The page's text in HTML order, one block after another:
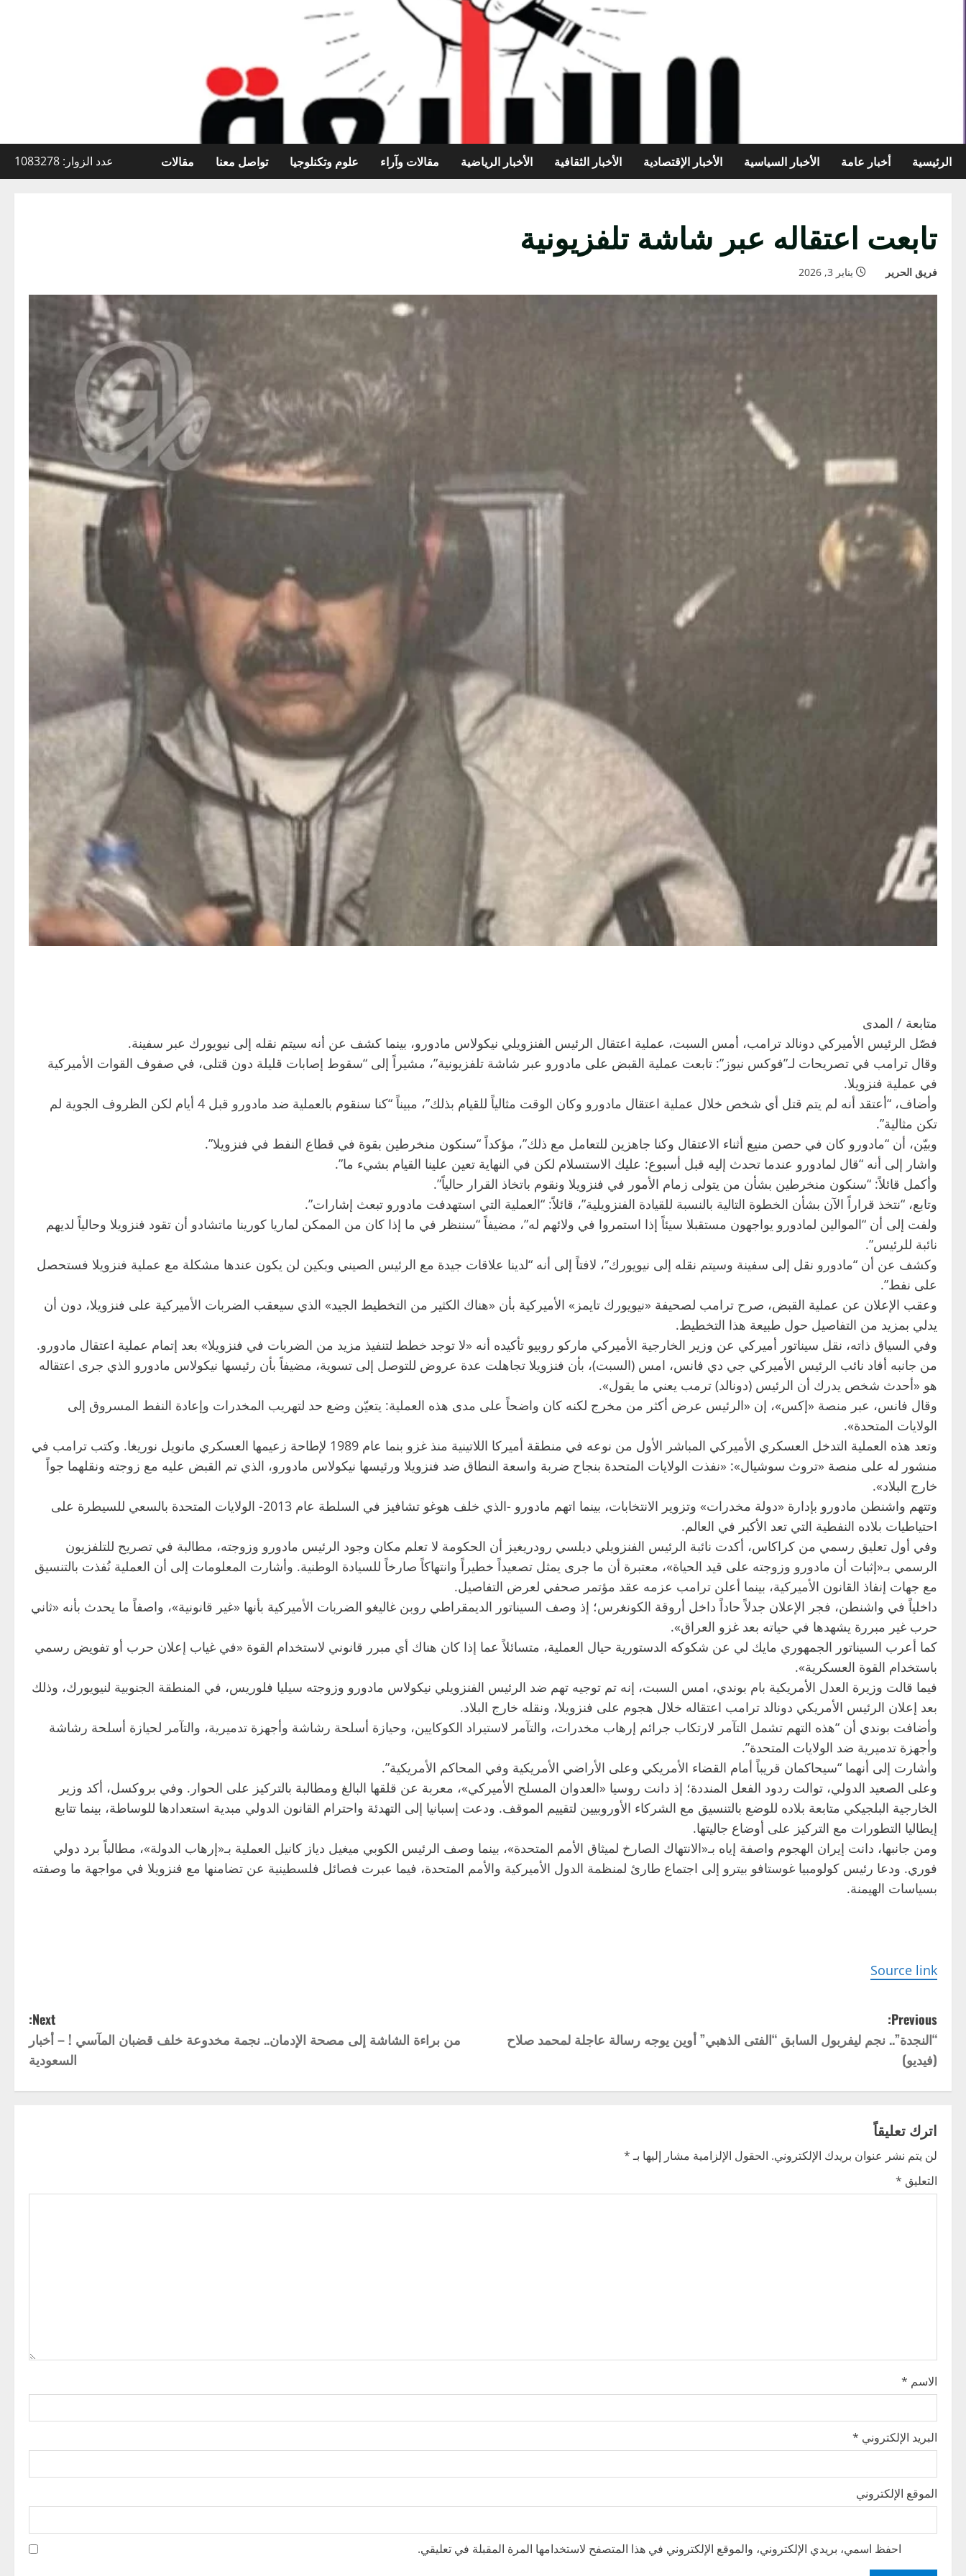
الرئيسية أخبار عامة الأخبار السياسية الأخبار الإقتصادية الأخبار الثقافية الأخبار الرياضية مقالات وآراء علوم وتكنلوجيا تواصل معنا مقالات عدد الزوار: 1083278
تابعت اعتقاله عبر شاشة تلفزيونية
فريق الحرير يناير 3, 2026
متابعة / المدى
فصّل الرئيس الأميركي دونالد ترامب، أمس السبت، عملية اعتقال الرئيس الفنزويلي نيكولاس مادورو، بينما كشف عن أنه سيتم نقله إلى نيويورك عبر سفينة.
وقال ترامب في تصريحات لـ”فوكس نيوز”: تابعت عملية القبض على مادورو عبر شاشة تلفزيونية”، مشيراً إلى “سقوط إصابات قليلة دون قتلى، في صفوف القوات الأميركية
في عملية فنزويلا.
وأضاف، “أعتقد أنه لم يتم قتل أي شخص خلال عملية اعتقال مادورو وكان الوقت مثالياً للقيام بذلك”، مبيناً “كنا سنقوم بالعملية ضد مادورو قبل 4 أيام لكن الظروف الجوية لم
تكن مثالية”.
وبيّن، أن “مادورو كان في حصن منيع أثناء الاعتقال وكنا جاهزين للتعامل مع ذلك”، مؤكداً “سنكون منخرطين بقوة في قطاع النفط في فنزويلا”.
واشار إلى أنه “قال لمادورو عندما تحدث إليه قبل أسبوع: عليك الاستسلام لكن في النهاية تعين علينا القيام بشيء ما”.
وأكمل قائلاً: “سنكون منخرطين بشأن من يتولى زمام الأمور في فنزويلا ونقوم باتخاذ القرار حالياً”.
وتابع، “نتخذ قراراً الآن بشأن الخطوة التالية بالنسبة للقيادة الفنزويلية”، قائلاً: “العملية التي استهدفت مادورو تبعث إشارات”.
ولفت إلى أن “الموالين لمادورو يواجهون مستقبلا سيئاً إذا استمروا في ولائهم له”، مضيفاً “سننظر في ما إذا كان من الممكن لماريا كورينا ماتشادو أن تقود فنزويلا وحالياً لديهم
نائبة للرئيس”.
وكشف عن أن “مادورو نقل إلى سفينة وسيتم نقله إلى نيويورك”، لافتاً إلى أنه “لدينا علاقات جيدة مع الرئيس الصيني وبكين لن يكون عندها مشكلة مع عملية فنزويلا فستحصل
على نفط”.
وعقب الإعلان عن عملية القبض، صرح ترامب لصحيفة «نيويورك تايمز» الأميركية بأن «هناك الكثير من التخطيط الجيد» الذي سيعقب الضربات الأميركية على فنزويلا، دون أن
يدلي بمزيد من التفاصيل حول طبيعة هذا التخطيط.
وفي السياق ذاته، نقل سيناتور أميركي عن وزير الخارجية الأميركي ماركو روبيو تأكيده أنه «لا توجد خطط لتنفيذ مزيد من الضربات في فنزويلا» بعد إتمام عملية اعتقال مادورو.
من جانبه أفاد نائب الرئيس الأميركي جي دي فانس، امس (السبت)، بأن فنزويلا تجاهلت عدة عروض للتوصل إلى تسوية، مضيفاً بأن رئيسها نيكولاس مادورو الذي جرى اعتقاله
هو «أحدث شخص يدرك أن الرئيس (دونالد) ترمب يعني ما يقول».
وقال فانس، عبر منصة «إكس»، إن «الرئيس عرض أكثر من مخرج لكنه كان واضحاً على مدى هذه العملية: يتعيّن وضع حد لتهريب المخدرات وإعادة النفط المسروق إلى
الولايات المتحدة».
وتعد هذه العملية التدخل العسكري الأميركي المباشر الأول من نوعه في منطقة أميركا اللاتينية منذ غزو بنما عام 1989 لإطاحة زعيمها العسكري مانويل نوريغا. وكتب ترامب في
منشور له على منصة «تروث سوشيال»: «نفذت الولايات المتحدة بنجاح ضربة واسعة النطاق ضد فنزويلا ورئيسها نيكولاس مادورو، الذي تم القبض عليه مع زوجته ونقلهما جواً
خارج البلاد».
وتتهم واشنطن مادورو بإدارة «دولة مخدرات» وتزوير الانتخابات، بينما اتهم مادورو -الذي خلف هوغو تشافيز في السلطة عام 2013- الولايات المتحدة بالسعي للسيطرة على
احتياطيات بلاده النفطية التي تعد الأكبر في العالم.
وفي أول تعليق رسمي من كراكاس، أكدت نائبة الرئيس الفنزويلي ديلسي رودريغيز أن الحكومة لا تعلم مكان وجود الرئيس مادورو وزوجته، مطالبة في تصريح للتلفزيون
الرسمي بـ«إثبات أن مادورو وزوجته على قيد الحياة»، معتبرة أن ما جرى يمثل تصعيداً خطيراً وانتهاكاً صارخاً للسيادة الوطنية. وأشارت المعلومات إلى أن العملية نُفذت بالتنسيق
مع جهات إنفاذ القانون الأميركية، بينما أعلن ترامب عزمه عقد مؤتمر صحفي لعرض التفاصيل.
داخلياً في واشنطن، فجر الإعلان جدلاً حاداً داخل أروقة الكونغرس؛ إذ وصف السيناتور الديمقراطي روبن غاليغو الضربات الأميركية بأنها «غير قانونية»، واصفاً ما يحدث بأنه «ثاني
حرب غير مبررة يشهدها في حياته بعد غزو العراق».
كما أعرب السيناتور الجمهوري مايك لي عن شكوكه الدستورية حيال العملية، متسائلاً عما إذا كان هناك أي مبرر قانوني لاستخدام القوة «في غياب إعلان حرب أو تفويض رسمي
باستخدام القوة العسكرية».
فيما قالت وزيرة العدل الأمريكية بام بوندي، امس السبت، إنه تم توجيه تهم ضد الرئيس الفنزويلي نيكولاس مادورو وزوجته سيليا فلوريس، في المنطقة الجنوبية لنيويورك، وذلك
بعد إعلان الرئيس الأمريكي دونالد ترامب اعتقاله خلال هجوم على فنزويلا، ونقله خارج البلاد.
وأضافت بوندي أن “هذه التهم تشمل التآمر لارتكاب جرائم إرهاب مخدرات، والتآمر لاستيراد الكوكايين، وحيازة أسلحة رشاشة وأجهزة تدميرية، والتآمر لحيازة أسلحة رشاشة
وأجهزة تدميرية ضد الولايات المتحدة”.
وأشارت إلى أنهما “سيحاكمان قريباً أمام القضاء الأمريكي وعلى الأراضي الأمريكية وفي المحاكم الأمريكية”.
وعلى الصعيد الدولي، توالت ردود الفعل المنددة؛ إذ دانت روسيا «العدوان المسلح الأميركي»، معربة عن قلقها البالغ ومطالبة بالتركيز على الحوار. وفي بروكسل، أكد وزير
الخارجية البلجيكي متابعة بلاده للوضع بالتنسيق مع الشركاء الأوروبيين لتقييم الموقف. ودعت إسبانيا إلى التهدئة واحترام القانون الدولي مبدية استعدادها للوساطة، بينما تتابع
إيطاليا التطورات مع التركيز على أوضاع جاليتها.
ومن جانبها، دانت إيران الهجوم واصفة إياه بـ«الانتهاك الصارخ لميثاق الأمم المتحدة»، بينما وصف الرئيس الكوبي ميغيل دياز كانيل العملية بـ«إرهاب الدولة»، مطالباً برد دولي
فوري. ودعا رئيس كولومبيا غوستافو بيترو إلى اجتماع طارئ لمنظمة الدول الأميركية والأمم المتحدة، فيما عبرت فصائل فلسطينية عن تضامنها مع فنزويلا في مواجهة ما وصفته
بسياسات الهيمنة.
Source link
P
o
s
n
a
v
i
o
n
Previous:
“النجدة”.. نجم ليفربول السابق “الفتى الذهبي” أوين يوجه رسالة عاجلة لمحمد صلاح
(فيديو)
Next:
من براءة الشاشة إلى مصحة الإدمان.. نجمة مخدوعة خلف قضبان المآسي ! – أخبار
السعودية
اترك تعليقاً
لن يتم نشر عنوان بريدك الإلكتروني. الحقول الإلزامية مشار إليها بـ*
التعليق *
الاسم *
البريد الإلكتروني *
الموقع الإلكتروني
احفظ اسمي، بريدي الإلكتروني، والموقع الإلكتروني في هذا المتصفح لاستخدامها المرة المقبلة في تعليقي.